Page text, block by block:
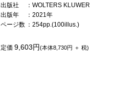
出版社
：WOLTERS KLUWER
出版年
：2021年
ページ数 ：254pp.(100illus.)
定価9,603円(本体8,730円 ＋ 税)